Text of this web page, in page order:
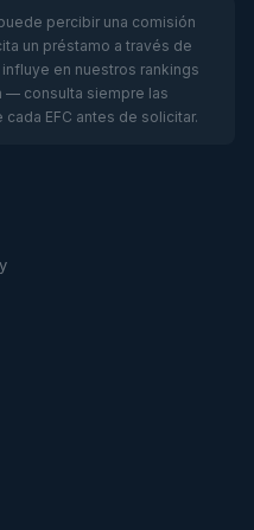
percibir una comisión
un préstamo a través de
en nuestros rankings
— consulta siempre las
EFC antes de solicitar.